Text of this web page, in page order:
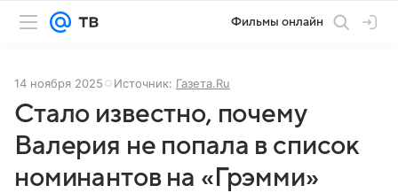
Фильмы онлайн
14 ноября 2025 Источник: Газета.Ru
Стало известно, почему
Валерия не попала в список
номинантов на «Грэмми»